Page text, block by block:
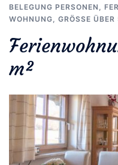
BELEGUNG PERSONEN
OHNUNG
GRÖSSE ÜBER
m²